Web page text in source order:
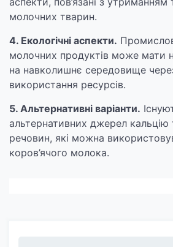
молочних тварин.
4. Екологічні аспекти.
молочних продуктів може мати
на навколишнє середовище
використання ресурсів.
5. Альтернативні варіанти.
альтернативних джерел кальцію
речовин, які можна
коров’ячого молока.